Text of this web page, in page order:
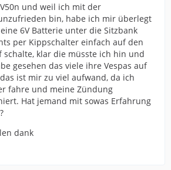
und weil ich mit der
bin, habe ich mir überlegt
6V Batterie unter die Sitzbank
per Kippschalter einfach auf den
klar die müsste ich hin und
gesehen das viele ihre Vespas auf
ist mir zu viel aufwand, da ich
fahre und meine Zündung
Hat jemand mit sowas Erfahrung
dank